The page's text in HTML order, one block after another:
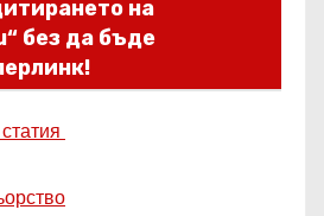
на
без да бъде